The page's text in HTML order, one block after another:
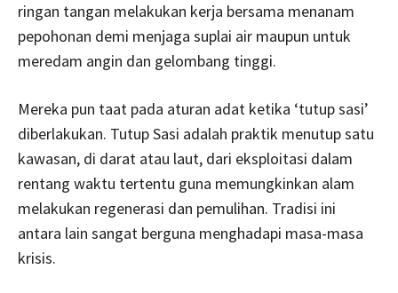
ringan tangan melakukan kerja bersama menanam
pepohonan demi menjaga suplai air maupun untuk
meredam angin dan gelombang tinggi.
Mereka pun taat pada aturan adat ketika ‘tutup sasi’
diberlakukan. Tutup Sasi adalah praktik menutup satu
kawasan, di darat atau laut, dari eksploitasi dalam
rentang waktu tertentu guna memungkinkan alam
melakukan regenerasi dan pemulihan. Tradisi ini
antara lain sangat berguna menghadapi masa-masa
krisis.